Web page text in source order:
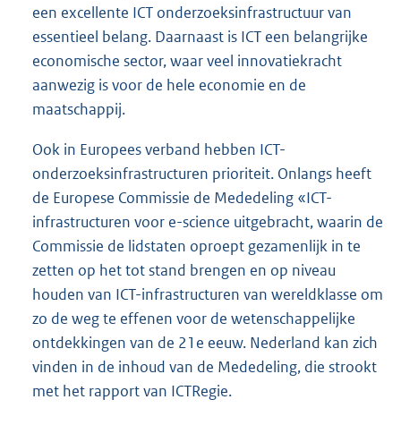
een excellente ICT onderzoeksinfrastructuur van
essentieel belang. Daarnaast is ICT een belangrijke
economische sector, waar veel innovatiekracht
aanwezig is voor de hele economie en de
maatschappij.
Ook in Europees verband hebben ICT-
onderzoeksinfrastructuren prioriteit. Onlangs heeft
de Europese Commissie de Mededeling «ICT-
infrastructuren voor e-science uitgebracht, waarin de
Commissie de lidstaten oproept gezamenlijk in te
zetten op het tot stand brengen en op niveau
houden van ICT-infrastructuren van wereldklasse om
zo de weg te effenen voor de wetenschappelijke
ontdekkingen van de 21e eeuw. Nederland kan zich
vinden in de inhoud van de Mededeling, die strookt
met het rapport van ICTRegie.